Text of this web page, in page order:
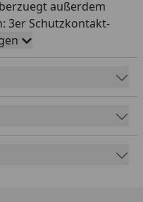
außerdem
3er Schutzkontakt-
H05VV-F 3G1,5 •
die Kontakte der
besonders
für
- in bester Qualität